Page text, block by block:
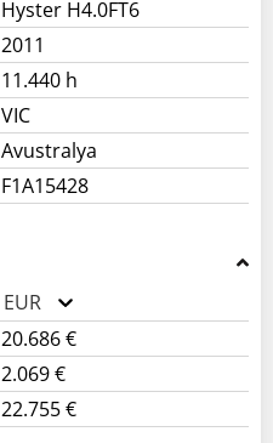
Hyster H4.0FT6
2011
11.440 h
VIC
Avustralya
F1A15428
EUR
20.686 €
2.069 €
22.755 €